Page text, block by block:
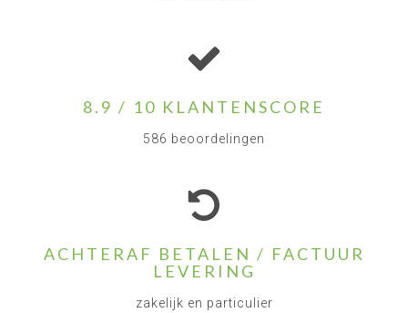
8.9 / 10 KLANTENSCORE
586 beoordelingen
ACHTERAF BETALEN / FACTUUR
LEVERING
zakelijk en particulier